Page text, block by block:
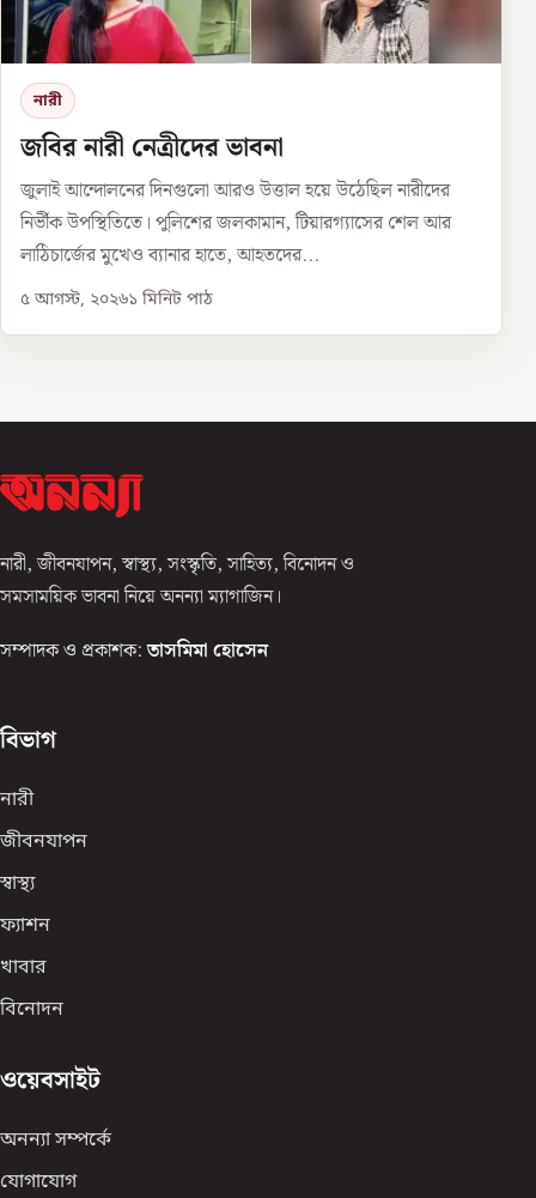
নারী
জবির নারী নেত্রীদের ভাবনা
জুলাই আন্দোলনের দিনগুলো আরও উত্তাল হয়ে উঠেছিল নারীদের
নির্ভীক উপস্থিতিতে। পুলিশের জলকামান, টিয়ারগ্যাসের শেল আর
লাঠিচার্জের মুখেও ব্যানার হাতে, আহতদের...
৫ আগস্ট, ২০২৬১ মিনিট পাঠ
নারী, জীবনযাপন, স্বাস্থ্য, সংস্কৃতি, সাহিত্য, বিনোদন ও
সমসাময়িক ভাবনা নিয়ে অনন্যা ম্যাগাজিন।
সম্পাদক ও প্রকাশক: তাসমিমা হোসেন
বিভাগ
নারী
জীবনযাপন
স্বাস্থ্য
ফ্যাশন
খাবার
বিনোদন
ওয়েবসাইট
অনন্যা সম্পর্কে
যোগাযোগ